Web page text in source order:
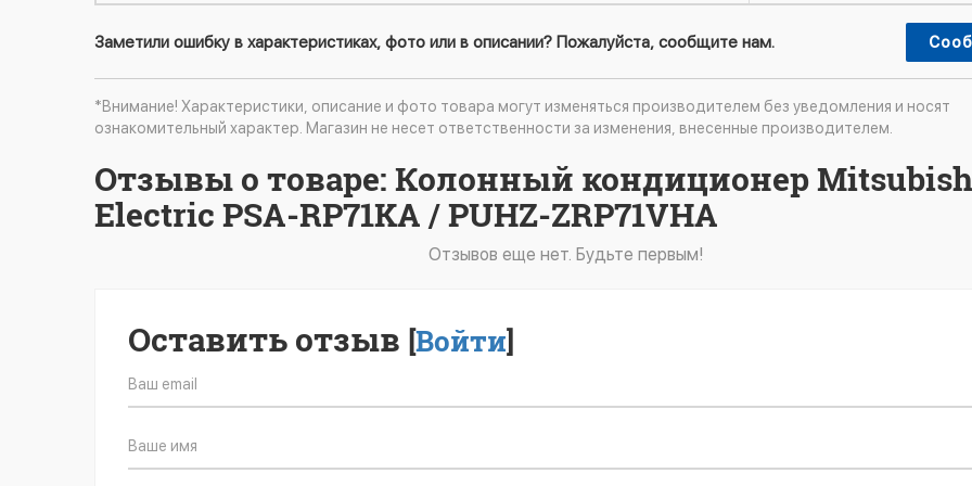
Заметили ошибку в характеристиках, фото или в описании? Пожалуйста, сообщите нам.
*Внимание! Характеристики, описание и фото товара могут изменяться производителем без уведомления и носят
ознакомительный характер. Магазин не несет ответственности за изменения, внесенные производителем.
Отзывы о товаре: Колонный кондиционер
Electric PSA-RP71KA / PUHZ-ZRP71VHA
Отзывов еще нет. Будьте первым!
Оставить отзыв [Войти]